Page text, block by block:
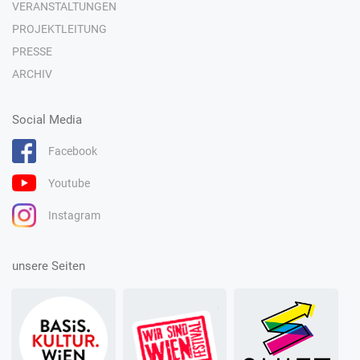
VERANSTALTUNGEN
PROJEKTLEITUNG
PRESSE
ARCHIV
Social Media
Facebook
Youtube
Instagram
unsere Seiten